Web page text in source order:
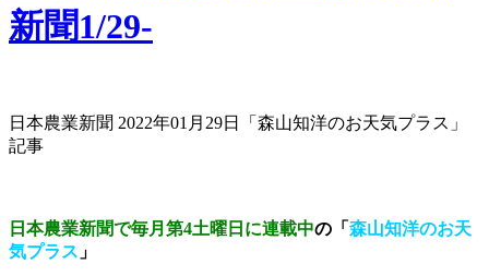
新聞1/29-
日本農業新聞 2022年01月29日「森山知洋のお天気プラス」
記事
日本農業新聞で毎月第4土曜日に連載中の「 森山知洋のお天
気プラス 」